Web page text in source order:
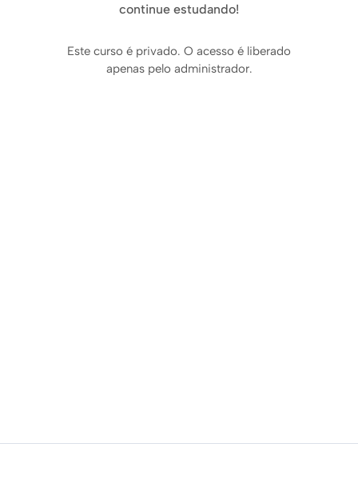
continue estudando!
Este curso é privado. O acesso é liberado
apenas pelo administrador.